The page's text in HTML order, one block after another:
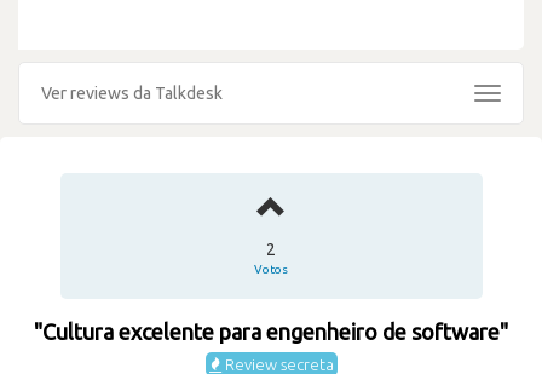
Ver reviews da Talkdesk
Toggle
2
Votos
"Cultura excelente para engenheiro de software"
Review secreta